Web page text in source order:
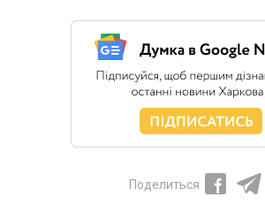
Поделиться